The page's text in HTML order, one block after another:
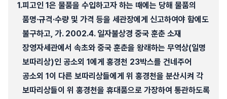
1.피고인 1은 물품을 수입하고자 하는 때에는 당해 물품의
품명·규격·수량 및 가격 등을 세관장에게 신고하여야 함에도
불구하고, 가. 2002.4. 일자불상경 중국 훈춘 소재
장영자세관에서 속초와 중국 훈춘을 왕래하는 무역상(일명
보따리상)인 공소외 1에게 홍경천 23박스를 건네주어
공소외 1이 다른 보따리상들에게 위 홍경천을 분산시켜 각
보따리상들이 위 홍경천을 휴대품으로 가장하여 통관하도록